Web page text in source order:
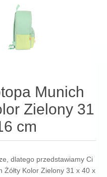
Munich
Zielony 31
cm
dlatego przedstawiamy Ci
Żółty Kolor Zielony 31 x 40 x